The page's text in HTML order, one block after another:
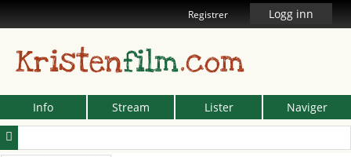
Registrer Logg inn
Kristenfilm.com
Info Stream Lister Naviger